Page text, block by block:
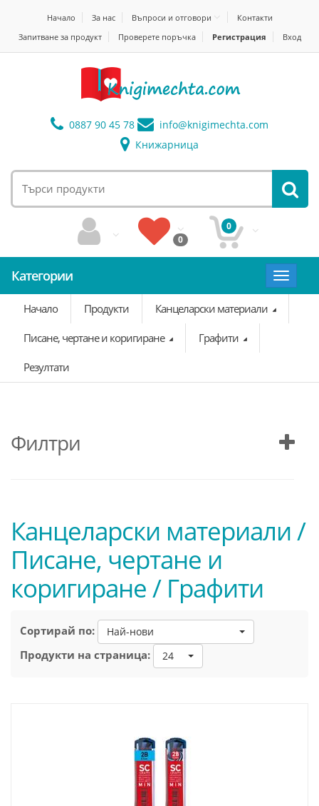
Начало За нас Въпроси и отговори
Контакти
Запитване за продукт
Проверете поръчка Регистрация Вход
0887 90 45 78 info@knigimechta.com
Книжарница
0
0
Категории
Toggle
Начало
Продукти Канцеларски материали
Писане, чертане и коригиране Графити
Резултати
Филтри
Канцеларски материали /
Писане, чертане и
коригиране / Графити
Сортирай по: Най-нови
Продукти на страница: 24